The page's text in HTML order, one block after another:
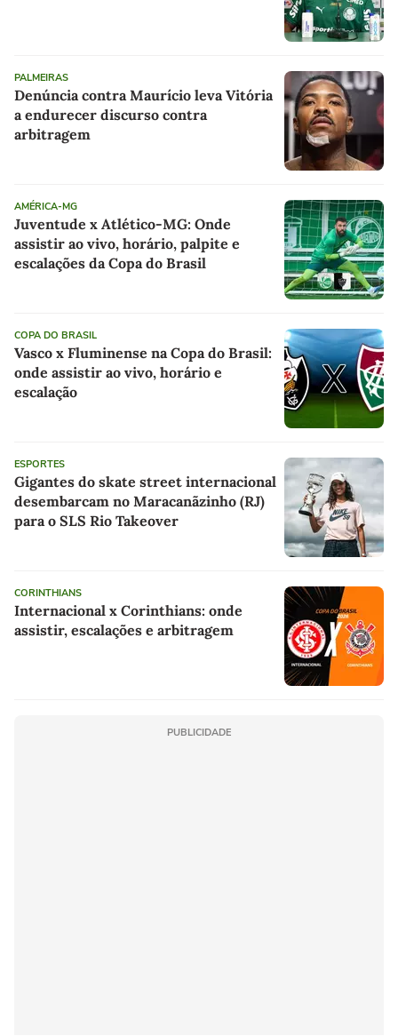
PALMEIRAS
Denúncia contra Maurício leva Vitória
a endurecer discurso contra
arbitragem
AMÉRICA-MG
Juventude x Atlético-MG: Onde
assistir ao vivo, horário, palpite e
escalações da Copa do Brasil
COPA DO BRASIL
Vasco x Fluminense na Copa do Brasil:
onde assistir ao vivo, horário e
escalação
ESPORTES
Gigantes do skate street internacional
desembarcam no Maracanãzinho (RJ)
para o SLS Rio Takeover
CORINTHIANS
Internacional x Corinthians: onde
assistir, escalações e arbitragem
PUBLICIDADE